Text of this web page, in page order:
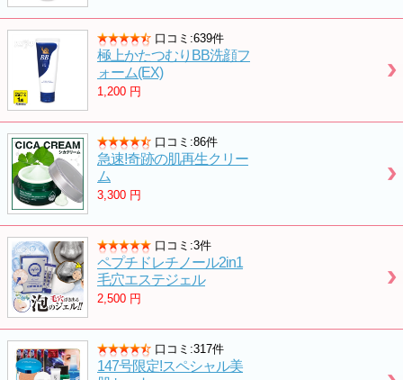
口コミ:639件
極上かたつむりBB洗顔フ
ォーム(EX)
1,200 円
口コミ:86件
急速!奇跡の肌再生クリー
ム
3,300 円
口コミ:3件
ペプチドレチノール2in1
毛穴エステジェル
2,500 円
口コミ:317件
147号限定!スペシャル美